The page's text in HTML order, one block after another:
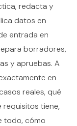
redacta y
datos en
entrada en
borradores,
y apruebas. A
en
reales, qué
tiene,
todo, cómo